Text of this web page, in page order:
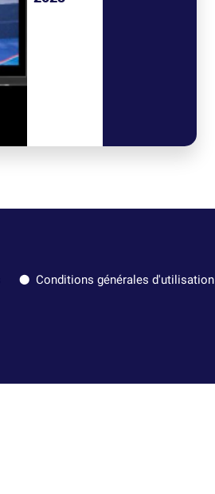
Conditions générales d'utilisation